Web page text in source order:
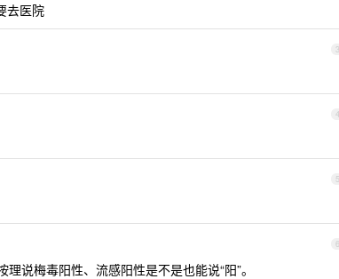
去医院
3
4
5
6
说梅毒阳性、流感阳性是不是也能说“阳”。